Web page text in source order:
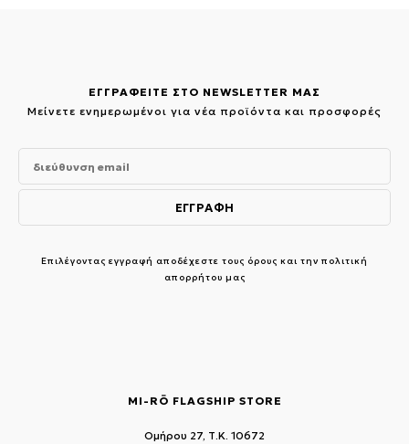
ΕΓΓΡΑΦΕΙΤΕ ΣΤΟ NEWSLETTER ΜΑΣ
Μείνετε ενημερωμένοι για νέα προϊόντα και προσφορές
Επιλέγοντας εγγραφή αποδέχεστε τους όρους και την πολιτική
απορρήτου μας
MI-RŌ FLAGSHIP STORE
Ομήρου 27, Τ.Κ. 10672